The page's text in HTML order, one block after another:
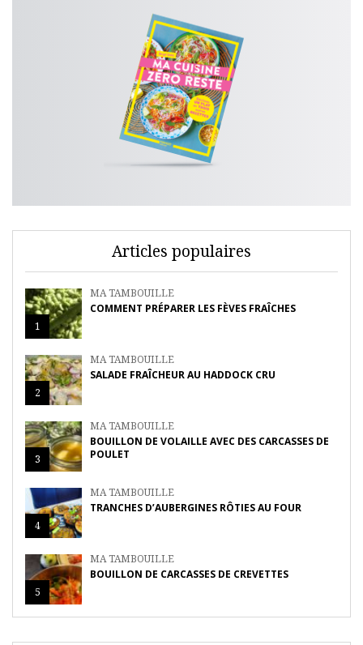
Articles populaires
1
MA TAMBOUILLE
COMMENT PRÉPARER LES FÈVES FRAÎCHES
2
MA TAMBOUILLE
SALADE FRAÎCHEUR AU HADDOCK CRU
3
MA TAMBOUILLE
BOUILLON DE VOLAILLE AVEC DES CARCASSES DE
POULET
4
MA TAMBOUILLE
TRANCHES D’AUBERGINES RÔTIES AU FOUR
5
MA TAMBOUILLE
BOUILLON DE CARCASSES DE CREVETTES